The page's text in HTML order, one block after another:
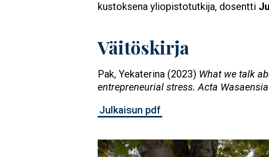
kustoksena yliopistotutkija, dosentti
Väitöskirja
Pak, Yekaterina (2023) What we talk
entrepreneurial stress. Acta
Julkaisun pdf
Image